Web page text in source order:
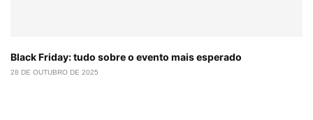
Black Friday: tudo sobre o evento mais esperado
28 DE OUTUBRO DE 2025